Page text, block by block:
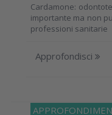
Cardamone:
importante ma non
professioni sanitarie
Approfondisci